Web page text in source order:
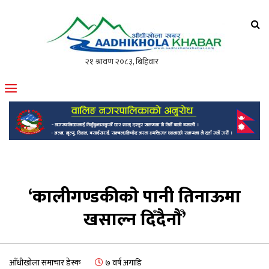
मोफसलकै लोकप्रिय अनलाइन पत्रिका
‘कालीगण्डकीकाे पानी तिनाऊमा
खसाल्न दिँदैनाैँ’
आँधीखोला समाचार डेस्क ७ वर्ष अगाडि